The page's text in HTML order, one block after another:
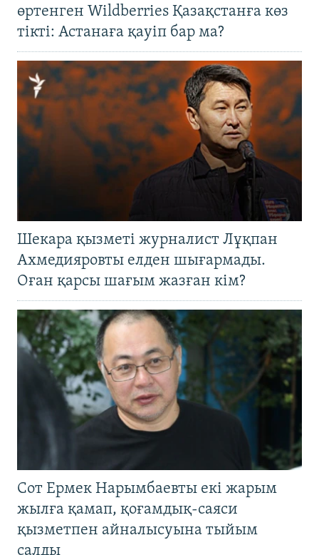
өртенген Wildberries Қазақстанға көз
тікті: Астанаға қауіп бар ма?
Шекара қызметі журналист Лұқпан
Ахмедияровты елден шығармады.
Оған қарсы шағым жазған кім?
Сот Ермек Нарымбаевты екі жарым
жылға қамап, қоғамдық-саяси
қызметпен айналысуына тыйым
салды